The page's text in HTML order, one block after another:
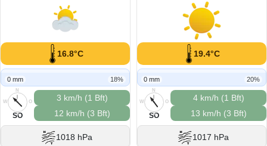
16.8°C
0 mm 18%
N
O
S
W
SO
3 km/h (1 Bft)
12 km/h (3 Bft)
1018 hPa
19.4°C
0 mm 20%
N
O
S
W
SO
4 km/h (1 Bft)
13 km/h (3 Bft)
1017 hPa